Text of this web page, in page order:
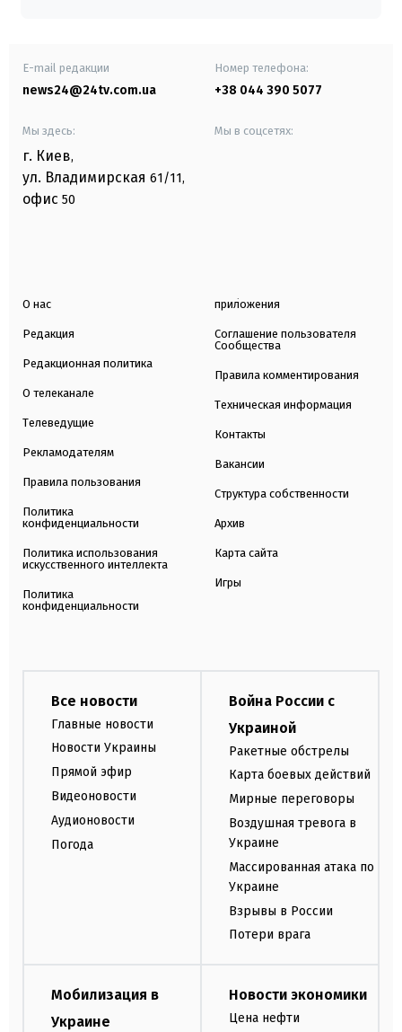
E-mail редакции
news24@24tv.com.ua
Номер телефона:
+38 044 390 5077
Мы здесь:
г. Киев,
ул. Владимирская 61/11,
офис 50
Мы в соцсетях:
О нас
Редакция
Редакционная политика
О телеканале
Телеведущие
Рекламодателям
Правила пользования
Политика
конфиденциальности
Политика использования
искусственного интеллекта
Политика
конфиденциальности
приложения
Соглашение пользователя
Сообщества
Правила комментирования
Техническая информация
Контакты
Вакансии
Структура собственности
Архив
Карта сайта
Игры
Все новости
Главные новости
Новости Украины
Прямой эфир
Видеоновости
Аудионовости
Погода
Война России с
Украиной
Ракетные обстрелы
Карта боевых действий
Мирные переговоры
Воздушная тревога в
Украине
Массированная атака по
Украине
Взрывы в России
Потери врага
Мобилизация в
Украине
Новости экономики
Цена нефти